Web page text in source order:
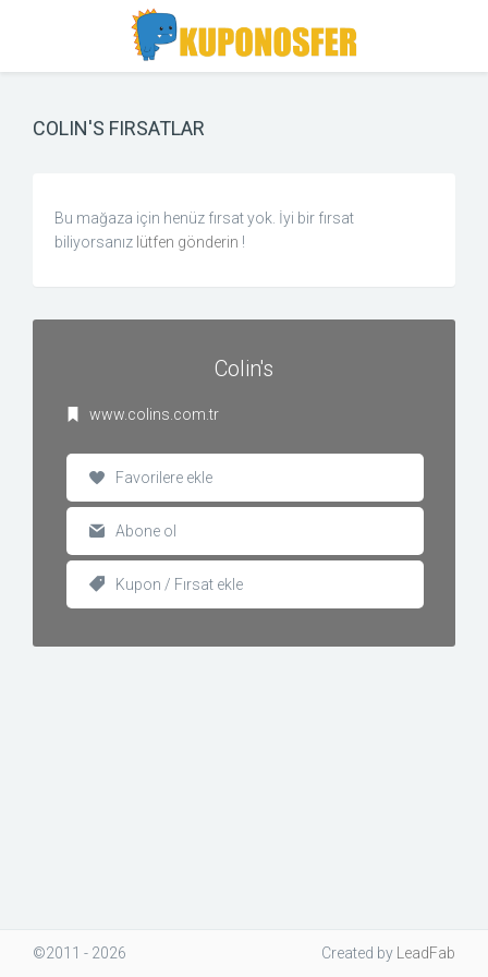
navigation
COLIN'S FIRSATLAR
Bu mağaza için henüz fırsat yok. İyi bir fırsat
biliyorsanız lütfen gönderin !
Colin's
www.colins.com.tr
Favorilere ekle
Abone ol
Kupon / Fırsat ekle
©2011 - 2026 Created by LeadFab